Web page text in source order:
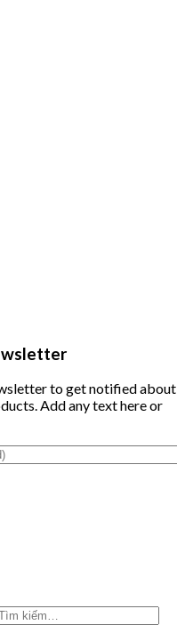
to get notified about
Add any text here or